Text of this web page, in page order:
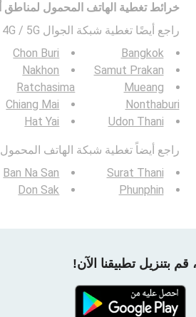
خرائط تغطية الهاتف المحمول
راجع أيضًا تغطية شبكة الجوال 3G / 4G / 5G في
Bangkok
Samut Prakan
Mueang
Nonthaburi
Udon Thani
Chon Buri
Nakhon
Ratchasima
Chiang Mai
Hat Yai
راجع أيضاً تغطية شبكة الهاتف المحمول 3G / 4G / 5G في منطقتك:
Surat Thani
Phunphin
Ban Na San
Don Sak